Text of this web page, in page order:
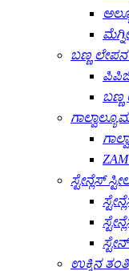
ಬಣ್ಣ ಲೇಪನ
ಬಣ್ಣ
ಸ್ಟೇನ್ಲೆಸ್
ಉಕ್ಕಿನ ತಂತಿ